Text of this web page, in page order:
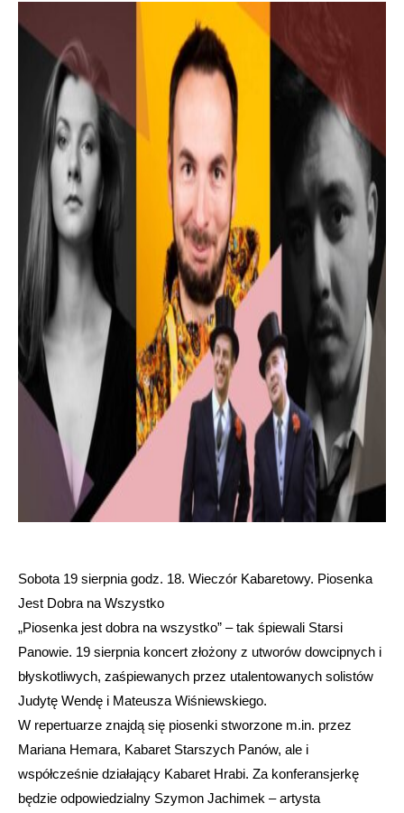
Sobota 19 sierpnia godz. 18. Wieczór Kabaretowy. Piosenka
Jest Dobra na Wszystko
„Piosenka jest dobra na wszystko” – tak śpiewali Starsi
Panowie. 19 sierpnia koncert złożony z utworów dowcipnych i
błyskotliwych, zaśpiewanych przez utalentowanych solistów
Judytę Wendę i Mateusza Wiśniewskiego.
W repertuarze znajdą się piosenki stworzone m.in. przez
Mariana Hemara, Kabaret Starszych Panów, ale i
współcześnie działający Kabaret Hrabi. Za konferansjerkę
będzie odpowiedzialny Szymon Jachimek – artysta